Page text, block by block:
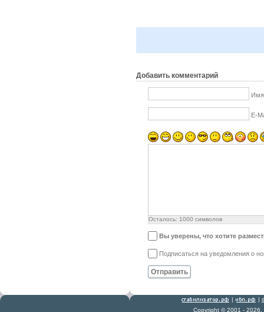
Добавить комментарий
Имя
E-
Осталось: 1000 символов
Вы уверены, что хотите
Подписаться на уведомления о
Отправить
| |
Copyright © 2001 -